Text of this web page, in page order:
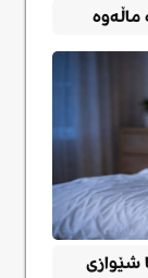
شێوازی